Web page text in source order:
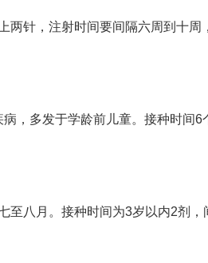
两针，注射时间要间隔六周到十周
，多发于学龄前儿童。接种时间6
至八月。接种时间为3岁以内2剂，